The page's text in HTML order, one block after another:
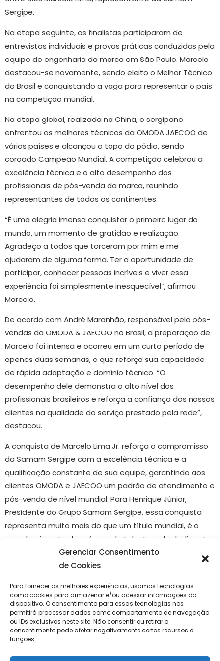
Gerenciar Consentimento
de Cookies
Para fornecer as melhores experiências, usamos tecnologias
como cookies para armazenar e/ou acessar informações do
dispositivo. O consentimento para essas tecnologias nos
permitirá processar dados como comportamento de navegação
ou IDs exclusivos neste site. Não consentir ou retirar o
consentimento pode afetar negativamente certos recursos e
funções.
Sergipe.
Na etapa seguinte, os finalistas participaram de
entrevistas individuais e provas práticas conduzidas pela
equipe de engenharia da marca em São Paulo. Marcelo
destacou-se novamente, sendo eleito o Melhor Técnico
do Brasil e conquistando a vaga para representar o país
na competição mundial.
Na etapa global, realizada na China, o sergipano
enfrentou os melhores técnicos da OMODA JAECOO de
vários países e alcançou o topo do pódio, sendo
coroado Campeão Mundial. A competição celebrou a
excelência técnica e o alto desempenho dos
profissionais de pós-venda da marca, reunindo
representantes de todos os continentes.
“É uma alegria imensa conquistar o primeiro lugar do
mundo, um momento de gratidão e realização.
Agradeço a todos que torceram por mim e me
ajudaram de alguma forma. Ter a oportunidade de
participar, conhecer pessoas incríveis e viver essa
experiência foi simplesmente inesquecível”, afirmou
Marcelo.
De acordo com André Maranhão, responsável pelo pós-
vendas da OMODA & JAECOO no Brasil, a preparação de
Marcelo foi intensa e ocorreu em um curto período de
apenas duas semanas, o que reforça sua capacidade
de rápida adaptação e domínio técnico. “O
desempenho dele demonstra o alto nível dos
profissionais brasileiros e reforça a confiança dos nossos
clientes na qualidade do serviço prestado pela rede”,
destacou.
A conquista de Marcelo Lima Jr. reforça o compromisso
da Samam Sergipe com a excelência técnica e a
qualificação constante de sua equipe, garantindo aos
clientes OMODA e JAECOO um padrão de atendimento e
pós-venda de nível mundial. Para Henrique Júnior,
Presidente do Grupo Samam Sergipe, essa conquista
representa muito mais do que um título mundial, é o
reconhecimento do esforço, do talento e da dedicação
de quem faz parte da história do grupo.
há 11 anos, iniciou sua trajetória no Grupo Samam como
auxiliar mecânico e, com muito empenho, conquistou o
cargo de chefe de oficina. Ver um colaborador crescer
dentro da empresa e alcançar esse nível de excelência
mostra que, quando acreditamos nas pessoas,